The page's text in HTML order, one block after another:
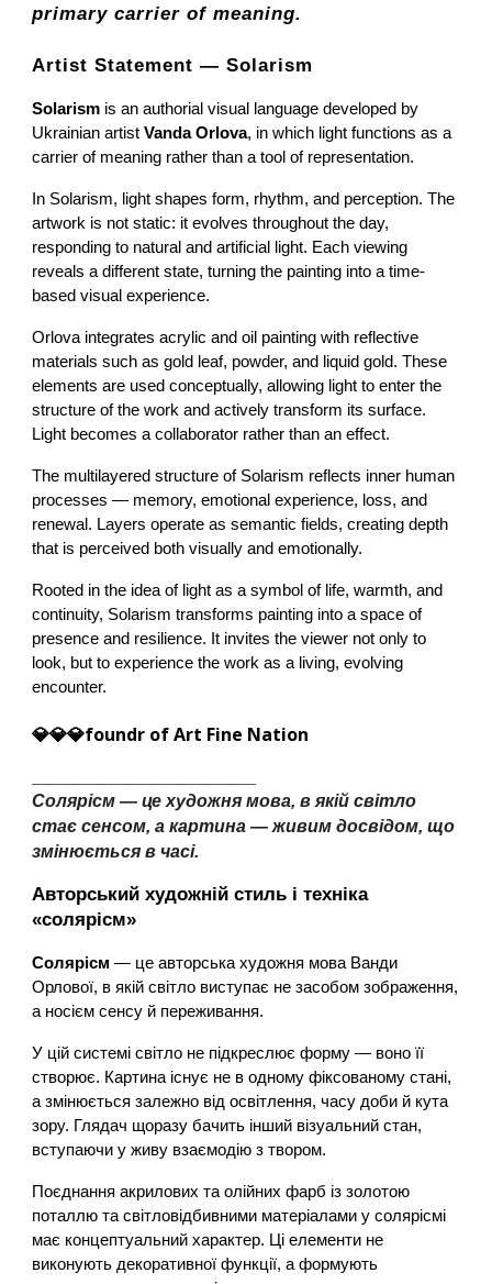
primary carrier of meaning.
Artist Statement — Solarism
Solarism is an authorial visual language developed by
Ukrainian artistVanda Orlova, in which light functions as a
carrier of meaning rather than a tool of representation.
In Solarism, light shapes form, rhythm, and perception. The
artwork is not static: it evolves throughout the day,
responding to natural and artificial light. Each viewing
reveals a different state, turning the painting into a time-
based visual experience.
Orlova integrates acrylic and oil painting with reflective
materials such as gold leaf, powder, and liquid gold. These
elements are used conceptually, allowing light to enter the
structure of the work and actively transform its surface.
Light becomes a collaborator rather than an effect.
The multilayered structure of Solarism reflects inner human
processes — memory, emotional experience, loss, and
renewal. Layers operate as semantic fields, creating depth
that is perceived both visually and emotionally.
Rooted in the idea of light as a symbol of life, warmth, and
continuity, Solarism transforms painting into a space of
presence and resilience. It invites the viewer not only to
look, but to experience the work as a living, evolving
encounter.
💎💎💎foundr of Art Fine Nation
Солярісм — це художня мова, в якій світло
стає сенсом, а картина — живим досвідом, що
змінюється в часі.
Авторський художній стиль і техніка
«солярісм»
Солярісм — це авторська художня мова Ванди
Орлової, в якій світло виступає не засобом зображення,
а носієм сенсу й переживання.
У цій системі світло не підкреслює форму — воно її
створює. Картина існує не в одному фіксованому стані,
а змінюється залежно від освітлення, часу доби й кута
зору. Глядач щоразу бачить інший візуальний стан,
вступаючи у живу взаємодію з твором.
Поєднання акрилових та олійних фарб із золотою
поталлю та світловідбивними матеріалами у солярісмі
має концептуальний характер. Ці елементи не
виконують декоративної функції, а формують